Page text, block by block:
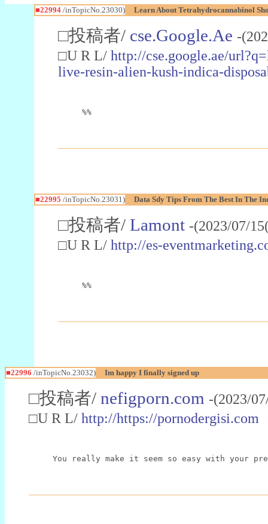
■22994/inTopicNo.23030) Learn About Tetrahydrocannabinol
□投稿者/ cse.Google.Ae -
□U R L/ http://cse.google.ae/
live-resin-alien-kush-indica-
%%
■22995 /inTopicNo.23031) Data Sdy Tips From The Best In The
□投稿者/ Lamont -(2023/07/
□U R L/ http://es-
%%
■22996 /inTopicNo.23032) Im happy I finally signed up
□投稿者/ nefigporn.com -(2023/
□U R L/ http://https://pornodergisi.com
You really make it seem so easy with your